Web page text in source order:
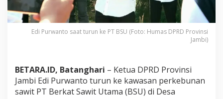
R
D
J
a
K
a
w
a
Edi Purwanto saat turun ke PT BSU (Foto: Humas DPRD Provinsi
Jambi)
BETARA.ID, Batanghari – Ketua DPRD Provinsi
Jambi Edi Purwanto turun ke kawasan perkebunan
sawit PT Berkat Sawit Utama (BSU) di Desa